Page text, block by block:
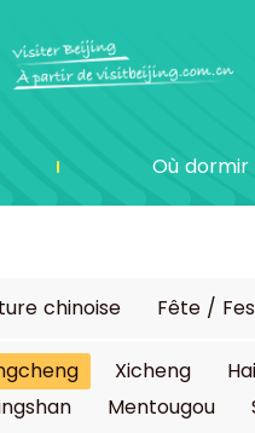
Où dormir
chinoise Fête /
Xicheng
Mentougou